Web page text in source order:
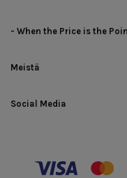
- When the Price is the
Meistä
Social Media